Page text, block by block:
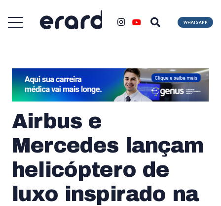
WHATSAPP
Airbus e
Mercedes lançam
helicóptero de
luxo inspirado na